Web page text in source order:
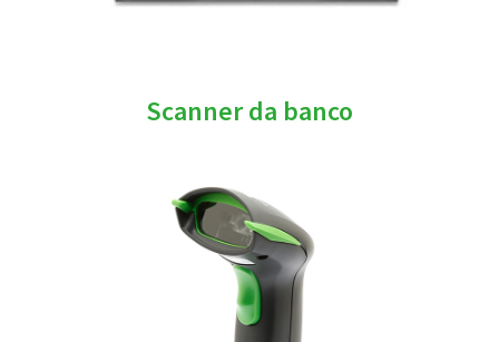
Scanner da banco